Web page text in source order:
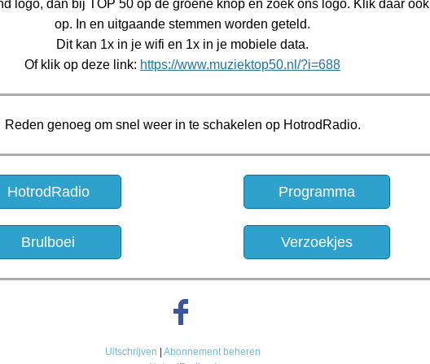
logo, dan bij TOP 50 op de groene knop en zoek ons logo. Klik daar ook
op. In en uitgaande stemmen worden geteld.
Dit kan 1x in je wifi en 1x in je mobiele data.
Of klik op deze link: https://www.muziektop50.nl/?i=688
Reden genoeg om snel weer in te schakelen op HotrodRadio.
HotrodRadio
Brulboei
Programma
Verzoekjes
Uitschrijven
Abonnement beheren